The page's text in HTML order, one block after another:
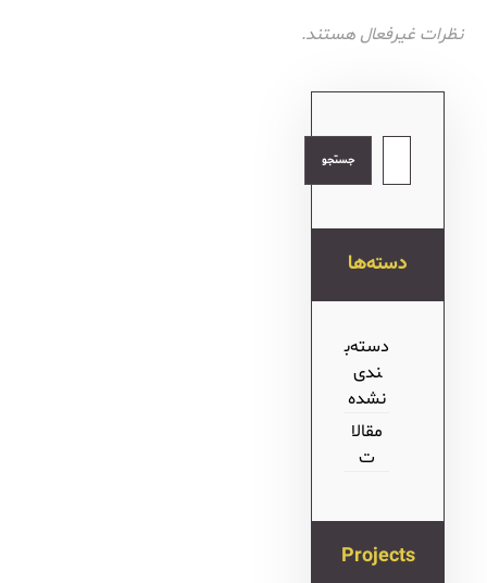
نظرات غیرفعال هستند.
جستجو
دسته‌ها
دسته‌ب
ندی
نشده
مقالا
ت
Projects